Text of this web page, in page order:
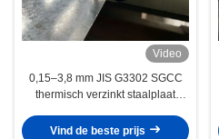
Video
0,15–3,8 mm JIS G3302 SGCC
thermisch verzinkt staalplaat
industriële toepassingen
Vind de beste prijs